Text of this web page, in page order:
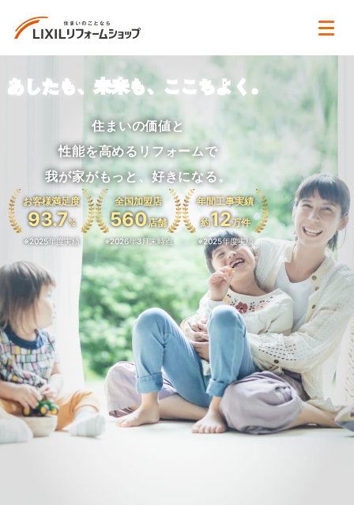
あしたも、未来も、ここちよく。
住まいの価値と
性能を高めるリフォームで
我が家がもっと、好きになる。
お客様満足度
93.7%
※2025年度実績
全国加盟店
560店舗
※2026年3月末時点
年間工事実績
約12万件
※2025年度実績